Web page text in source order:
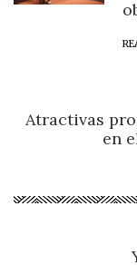
Atractivas
en